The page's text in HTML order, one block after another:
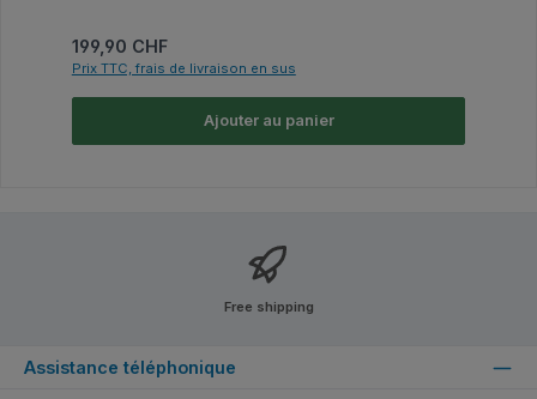
Prix régulier :
199,90 CHF
Prix TTC, frais de livraison en sus
Ajouter au panier
Free shipping
Assistance téléphonique